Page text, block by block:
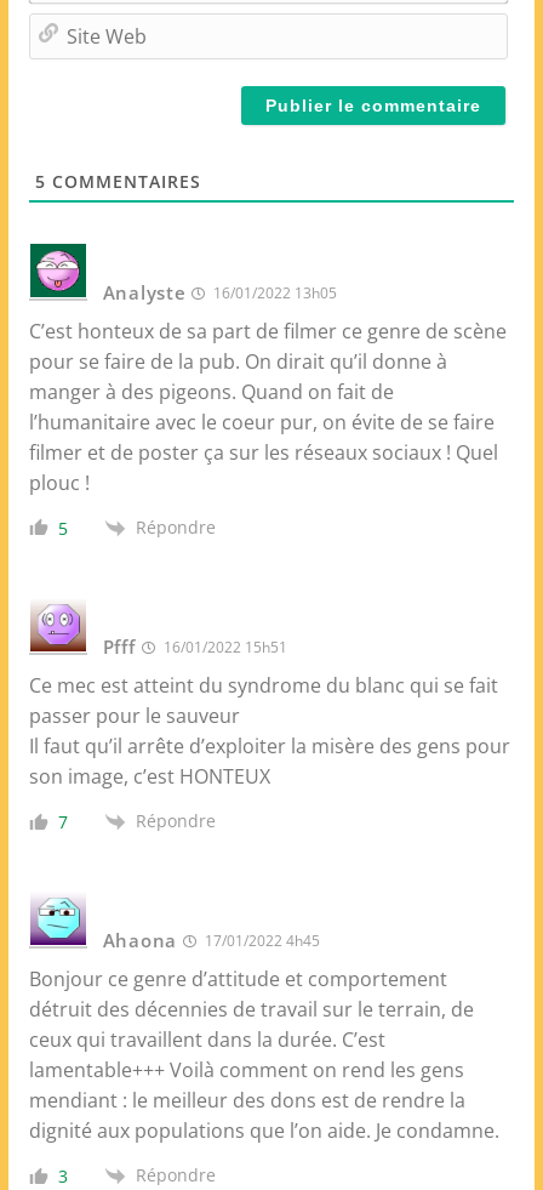
m
i
5 COMMENTAIRES
Analyste 16/01/2022 13h05
C’est honteux de sa part de filmer ce genre de scène
pour se faire de la pub. On dirait qu’il donne à
manger à des pigeons. Quand on fait de
l’humanitaire avec le coeur pur, on évite de se faire
filmer et de poster ça sur les réseaux sociaux ! Quel
plouc !
5 Répondre
Pfff 16/01/2022 15h51
Ce mec est atteint du syndrome du blanc qui se fait
passer pour le sauveur
Il faut qu’il arrête d’exploiter la misère des gens pour
son image, c’est HONTEUX
7 Répondre
Ahaona 17/01/2022 4h45
Bonjour ce genre d’attitude et comportement
détruit des décennies de travail sur le terrain, de
ceux qui travaillent dans la durée. C’est
lamentable+++ Voilà comment on rend les gens
mendiant : le meilleur des dons est de rendre la
dignité aux populations que l’on aide. Je condamne.
3 Répondre